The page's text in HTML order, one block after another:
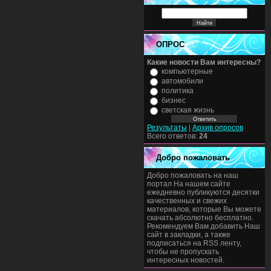
ОПРОС
Какие новости Вам интересны?
компьютерные
автомобили
политика
бизнес
светская жизнь
Результаты
Архив опросов
Всего ответов: 24
Добро пожаловать
Добро пожаловать на наш
портал На нашем сайте
ежедневно публикуются десятки
качественных и свежих
материалов, которые Вы можете
скачать абсолютно бесплатно.
Рекомендуем Вам добавить Наш
сайт в закладки, а также
подписаться на RSS ленту,
чтобы не пропускать
интересных новостей.